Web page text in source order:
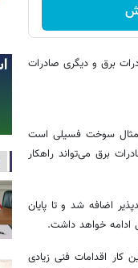
برق و دیگری صادرات
مثال سوخت فسیلی است
برق می‌تواند راهکار
نیروگاه‌های تجدیدپذیر اضافه شد و تا پایان
کار اقدامات فنی زیادی